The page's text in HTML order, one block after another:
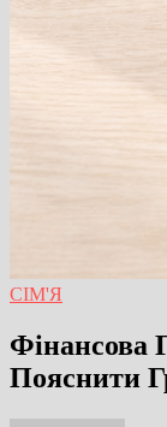
СІМ'Я
Фінансова
Пояснити